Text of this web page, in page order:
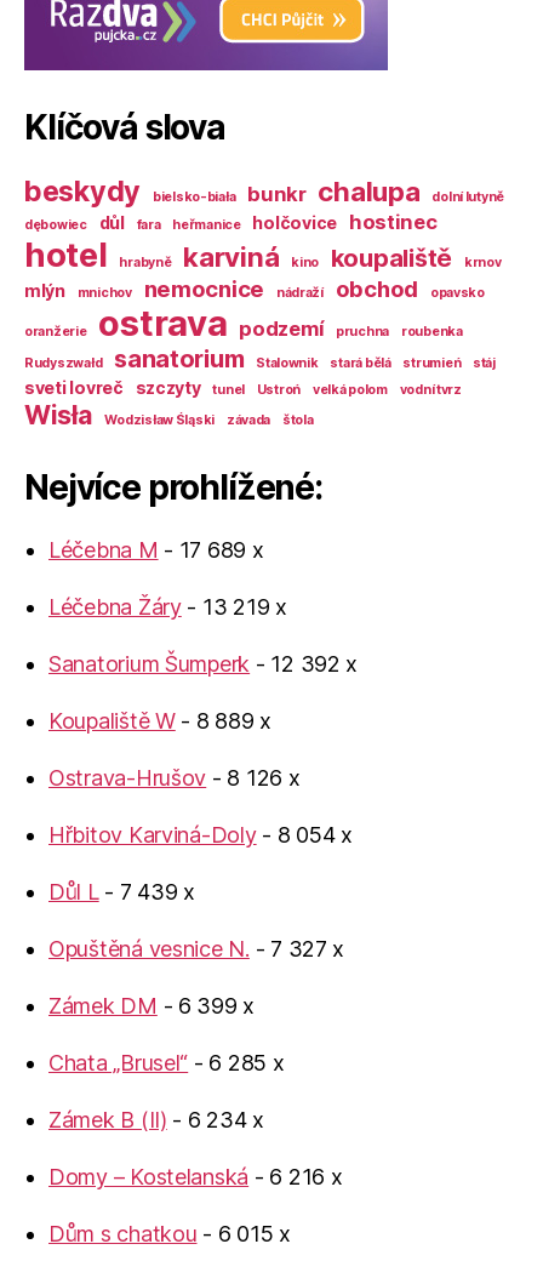
Klíčová slova
beskydy bielsko-biała bunkr chalupa
dolní lutyně
dębowiec
důl fara heřmanice holčovice hostinec
hotel hrabyně karviná kino koupaliště krnov
mlýn mnichov nemocnice nádraží obchod opavsko
oranžerie ostrava podzemí pruchna
roubenka
Rudyszwałd
sanatorium Stalownik stará bělá strumień stáj
sveti lovreč szczyty tunel Ustroń velká polom vodní tvrz
Wisła Wodzisław Śląski závada štola
Nejvíce prohlížené:
Léčebna M - 17 689 x
Léčebna Žáry- 13 219 x
Sanatorium Šumperk - 12 392 x
Koupaliště W- 8 889 x
Ostrava-Hrušov - 8 126 x
Hřbitov Karviná-Doly- 8 054 x
Důl L- 7 439 x
Opuštěná vesnice N. - 7 327 x
Zámek DM - 6 399 x
Chata „Brusel“ - 6 285 x
Zámek B (II) - 6 234 x
Domy – Kostelanská - 6 216 x
Dům s chatkou - 6 015 x